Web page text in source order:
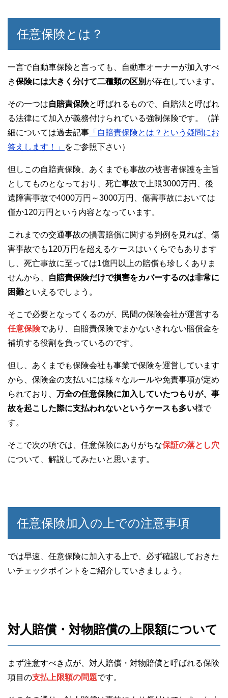
任意保険とは？
一言で自動車保険と言っても、自動車オーナーが加入すべ
き保険には大きく分けて二種類の区別 が存在しています。
その一つは自賠責保険と呼ばれるもので、自賠法と呼ばれ
る法律にて加入が義務付けられている強制保険です。（詳
細については過去記事 「自賠責保険とは？という疑問にお
答えします！」
をご参照下さい）
但しこの自賠責保険、あくまでも事故の被害者保護を主旨
としてものとなっており、死亡事故で上限3000万円、後
遺障害事故で4000万円～3000万円、傷害事故においては
僅か120万円という内容となっています。
これまでの交通事故の損害賠償に関する判例を見れば、傷
害事故でも120万円を超えるケースはいくらでもあります
し、死亡事故に至っては1億円以上の賠償も珍しくありま
せんから、
自賠責保険だけで損害をカバーするのは非常に
困難といえるでしょう。
そこで必要となってくるのが、民間の保険会社が運営する
任意保険であり、自賠責保険でまかないきれない賠償金を
補填する役割を負っているのです。
但し、あくまでも保険会社も事業で保険を運営しています
から、保険金の支払いには様々なルールや免責事項が定め
られており、 万全の任意保険に加入していたつもりが、事
故を起こした際に支払われないというケースも多い様で
す。
そこで次の項では、任意保険にありがちな保証の落とし穴
について、解説してみたいと思います。
任意保険加入の上での注意事項
では早速、任意保険に加入する上で、必ず確認しておきた
いチェックポイントをご紹介していきましょう。
対人賠償・対物賠償の上限額について
まず注意すべき点が、対人賠償・対物賠償と呼ばれる保険
項目の支払上限額の問題です。